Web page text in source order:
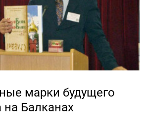
марки будущего
на Балканах